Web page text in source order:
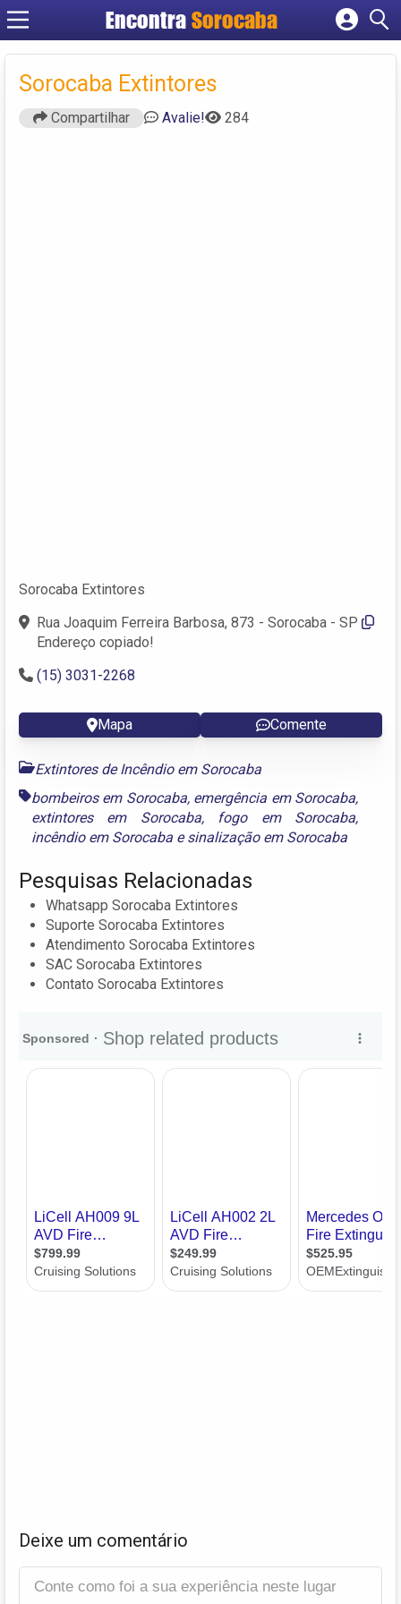
EncontraSorocaba
Cadastrar empresa
Criar conta
Sorocaba Extintores
Compartilhar Avalie! 284
Sorocaba Extintores
Rua Joaquim Ferreira Barbosa, 873 - Sorocaba - SP
Endereço copiado!
(15) 3031-2268
Mapa Comente
Extintores de Incêndio em Sorocaba
bombeiros em Sorocaba, emergência em Sorocaba,
extintores em Sorocaba, fogo em Sorocaba,
incêndio em Sorocaba esinalização em Sorocaba
Pesquisas Relacionadas
Whatsapp Sorocaba Extintores
Suporte Sorocaba Extintores
Atendimento Sorocaba Extintores
SAC Sorocaba Extintores
Contato Sorocaba Extintores
Deixe um comentário